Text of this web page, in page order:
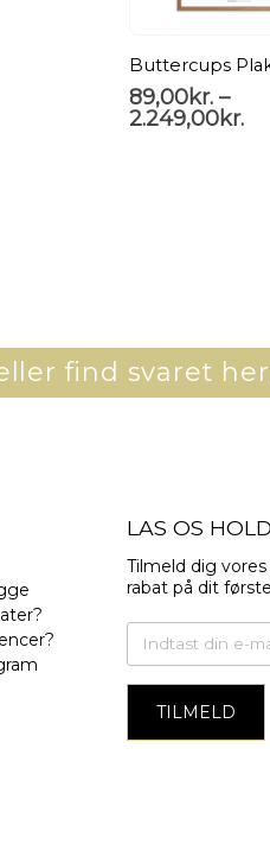
Buttercups
89,00kr. –
2.249,00kr.
find svaret
LAS OS
Tilmeld dig
rabat på dit